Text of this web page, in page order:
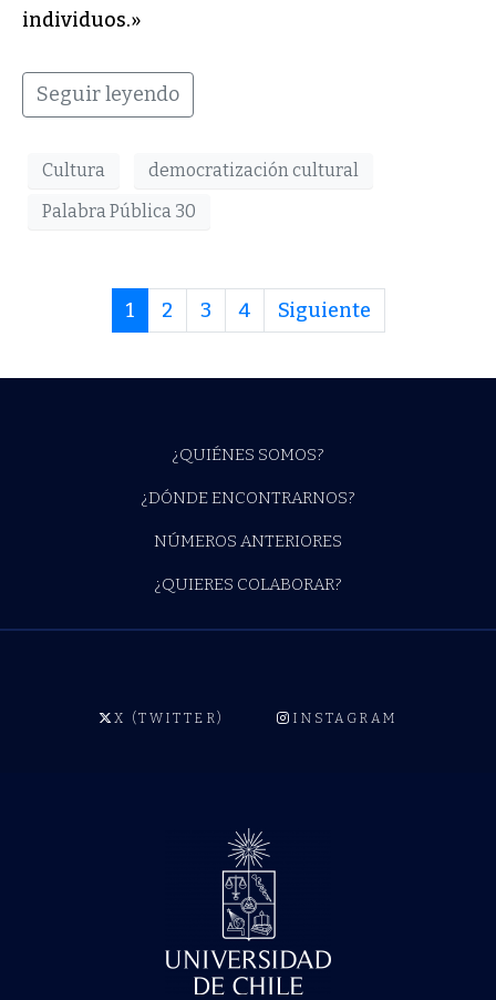
individuos.»
Seguir leyendo
Cultura
democratización cultural
Palabra Pública 30
1 2 3 4 Siguiente
¿QUIÉNES SOMOS?
¿DÓNDE ENCONTRARNOS?
NÚMEROS ANTERIORES
¿QUIERES COLABORAR?
X (TWITTER) INSTAGRAM